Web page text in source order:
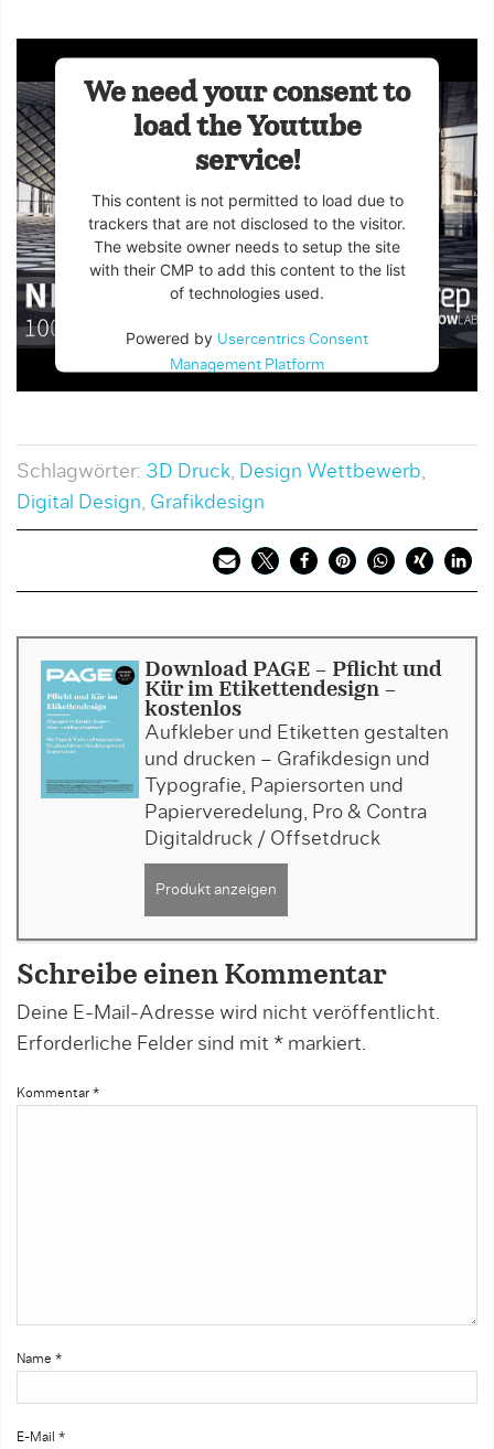
We need your consent to
load the Youtube
service!
This content is not permitted to load due to
trackers that are not disclosed to the visitor.
The website owner needs to setup the site
with their CMP to add this content to the list
of technologies used.
Powered by Usercentrics Consent
Management Platform
Schlagwörter: 3D Druck, Design Wettbewerb,
Digital Design, Grafikdesign
Download PAGE - Pflicht und
Kür im Etikettendesign -
kostenlos
Aufkleber und Etiketten gestalten
und drucken – Grafikdesign und
Typografie, Papiersorten und
Papierveredelung, Pro & Contra
Digitaldruck / Offsetdruck
Produkt anzeigen
Schreibe einen Kommentar
Deine E-Mail-Adresse wird nicht veröffentlicht.
Erforderliche Felder sind mit * markiert.
Kommentar *
Name *
E-Mail *